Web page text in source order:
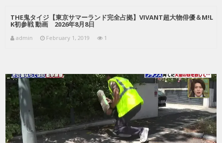
THE鬼タイジ【東京サマーランド完全占拠】VIVANT超大物俳優＆M!L
K初参戦 動画 2026年8月8日
admin February 1, 2019 1